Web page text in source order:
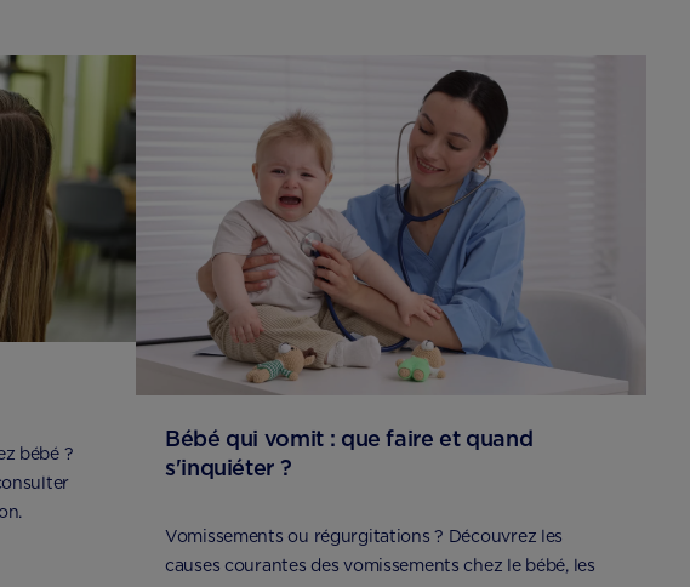
bébé ?
Bébé qui vomit : que faire et quand
s'inquiéter ?
Vomissements ou régurgitations ? Découvrez les
causes courantes des vomissements chez le bébé, les